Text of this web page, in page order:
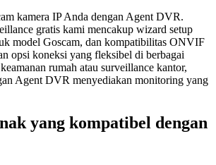
kamera IP Anda dengan Agent DVR.
gratis kami mencakup wizard setup
model Goscam, dan kompatibilitas ONVIF
opsi koneksi yang fleksibel di berbagai
rumah atau surveillance kantor,
Agent DVR menyediakan monitoring yang
yang kompatibel dengan